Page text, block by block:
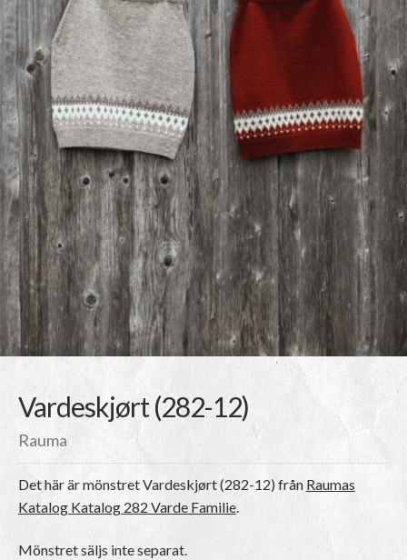
Vardeskjørt (282-12)
Rauma
Det här är mönstretVardeskjørt (282-12) från Raumas
Katalog Katalog 282 Varde Familie.
Mönstret säljs inte separat.